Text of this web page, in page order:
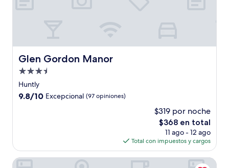
Glen Gordon Manor
Glen Gordon Manor
Propiedad
de
3.5
Huntly
9.8
9.8/10 Excepcional (97 opiniones)
$319 por noche
El
precio
actual
es
de
$368 en total
11 ago - 12 ago
Total con impuestos y cargos
Wayside Inn